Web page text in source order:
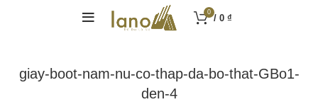
0
/ 0 ₫
giay-boot-nam-nu-co-thap-da-bo-that-GBo1-
den-4